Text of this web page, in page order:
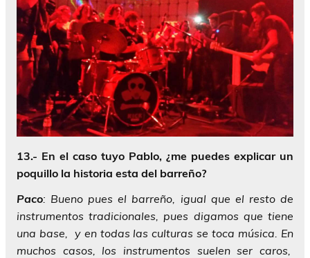
13.- En el caso tuyo Pablo, ¿me puedes explicar un
poquillo la historia esta del barreño?
Paco: Bueno pues el barreño, igual que el resto de
instrumentos tradicionales, pues digamos que tiene
una base, y en todas las culturas se toca música. En
muchos casos, los instrumentos suelen ser caros,